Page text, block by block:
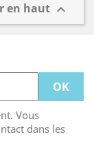
en haut 
Vous
dans les